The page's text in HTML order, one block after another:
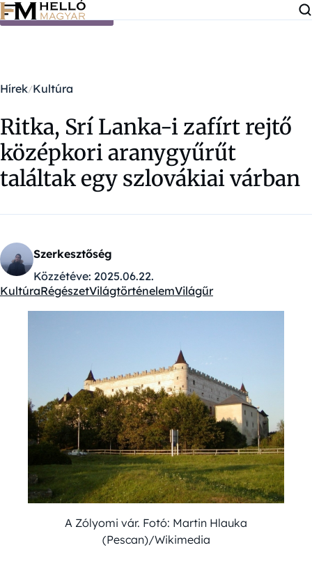
Ugrás a tartalomra
Hírek Kultúra
Ritka, Srí Lanka-i zafírt rejtő
középkori aranygyűrűt
találtak egy szlovákiai várban
Szerkesztőség
Közzétéve: 2025.06.22.
Kategóriák:
KultúraRégészetVilágtörténelemVilágűr
A Zólyomi vár. Fotó: Martin Hlauka
(Pescan)/Wikimedia